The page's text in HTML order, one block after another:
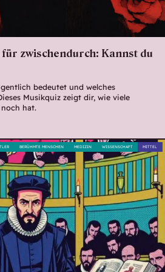
zwischendurch: Kannst du
bedeutet und welches
Musikquiz zeigt dir, wie viele
hat.
MITTEL
WISSENSCHAFT
MEDIZIN
BERÜHMTE MENSCHEN